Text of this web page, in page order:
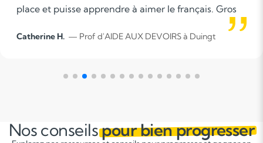
formateur. Accompagner un élève c'est donner du
statut positif aux erreurs qu'il peut commettre. Un
Fanny M.— Prof d'AIDE AUX DEVOIRS à Duingt
Nos conseilspour bien progresser